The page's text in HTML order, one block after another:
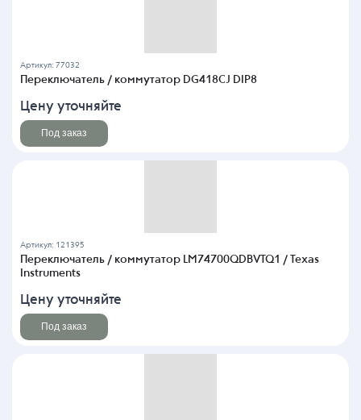
Артикул: 77032
Переключатель / коммутатор DG418CJ DIP8
Цену уточняйте
Под заказ
Артикул: 121395
Переключатель / коммутатор LM74700QDBVTQ1 / Texas
Instruments
Цену уточняйте
Под заказ